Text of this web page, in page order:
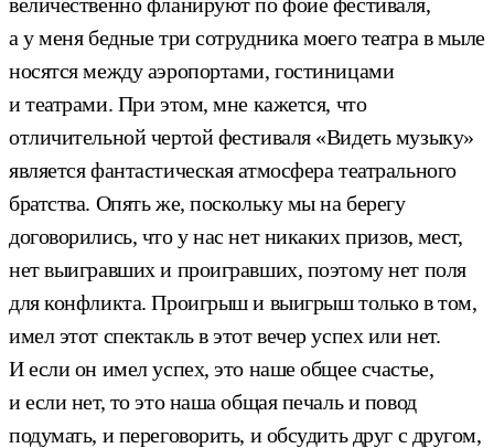
а у меня бедные три сотрудника моего театра в мыле
носятся между аэропортами, гостиницами
и театрами. При этом, мне кажется, что
отличительной чертой фестиваля «Видеть музыку»
является фантастическая атмосфера театрального
братства. Опять же, поскольку мы на берегу
договорились, что у нас нет никаких призов, мест,
нет выигравших и проигравших, поэтому нет поля
для конфликта. Проигрыш и выигрыш только в том,
имел этот спектакль в этот вечер успех или нет.
И если он имел успех, это наше общее счастье,
и если нет, то это наша общая печаль и повод
подумать, и переговорить, и обсудить друг с другом,